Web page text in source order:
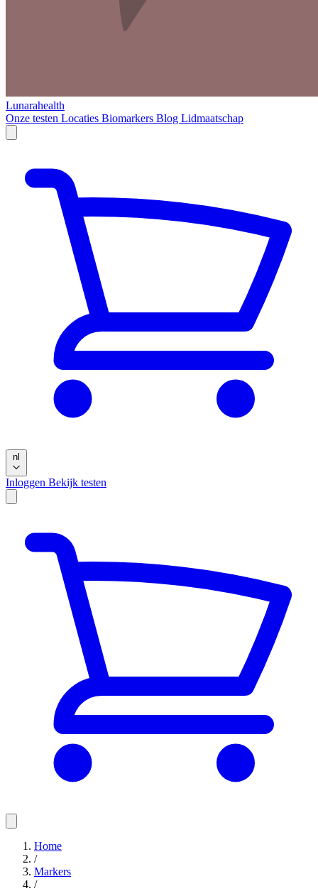
Lunarahealth
Onze testen Locaties Biomarkers Blog Lidmaatschap
nl
Inloggen Bekijk testen
Home
/
Markers
/